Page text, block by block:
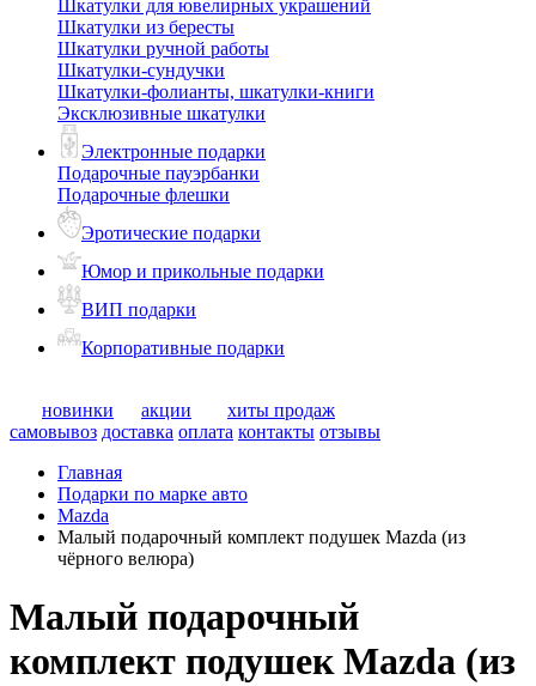
Шкатулки для ювелирных украшений
Шкатулки из бересты
Шкатулки ручной работы
Шкатулки-сундучки
Шкатулки-фолианты, шкатулки-книги
Эксклюзивные шкатулки
Электронные подарки
Подарочные пауэрбанки
Подарочные флешки
Эротические подарки
Юмор и прикольные подарки
ВИП подарки
Корпоративные подарки
новинки акции
хиты продаж
самовывоз доставка оплата контакты отзывы
Главная
Подарки по марке авто
Mazda
Малый подарочный комплект подушек Mazda (из
чёрного велюра)
Малый подарочный
комплект подушек Mazda (из